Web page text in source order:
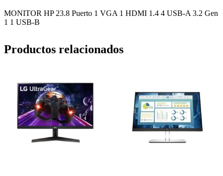
MONITOR HP 23.8 Puerto 1 VGA 1 HDMI 1.4 4 USB-A 3.2 Gen
1 1 USB-B
Productos relacionados